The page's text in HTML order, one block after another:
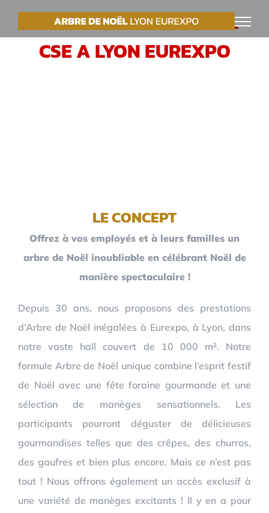
PasserVOTRE ARBRE DE NOËL
CSE A LYON EUREXPO
LE CONCEPT
Offrez à vos employés et à leurs familles un
arbre de Noël inoubliable en célébrant Noël de
manière spectaculaire !
Depuis 30 ans, nous proposons des prestations
d’Arbre de Noël inégalées à Eurexpo, à Lyon, dans
notre vaste hall couvert de 10 000 m². Notre
formule Arbre de Noël unique combine l’esprit festif
de Noël avec une fête foraine gourmande et une
sélection de manèges sensationnels. Les
participants pourront déguster de délicieuses
gourmandises telles que des crêpes, des churros,
des gaufres et bien plus encore. Mais ce n’est pas
tout ! Nous offrons également un accès exclusif à
une variété de manèges excitants ! Il y en a pour